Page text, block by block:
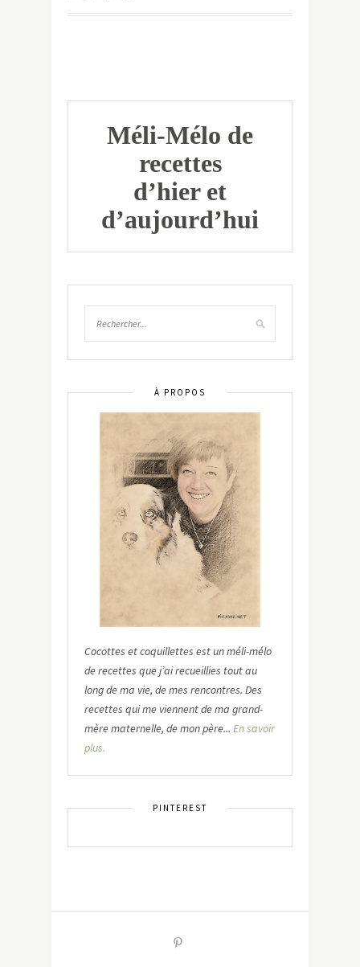
Méli-Mélo de
recettes
d’hier et
d’aujourd’hui
À PROPOS
Cocottes et coquillettes est un méli-mélo
de recettes que j’ai recueillies tout au
long de ma vie, de mes rencontres. Des
recettes qui me viennent de ma grand-
mère maternelle, de mon père... En savoir
plus.
PINTEREST